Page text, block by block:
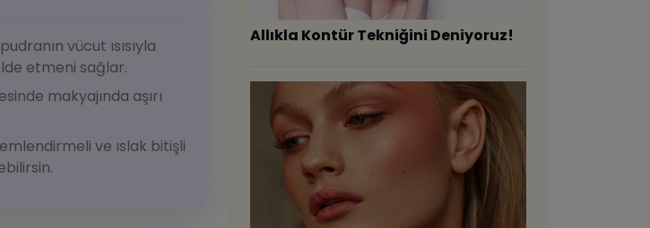
vücut ısısıyla
etmeni sağlar.
makyajında aşırı
ve ıslak bitişli
Allıkla Kontür Tekniğini Deniyoruz!